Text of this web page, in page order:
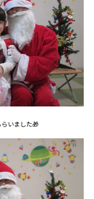
いました🎁